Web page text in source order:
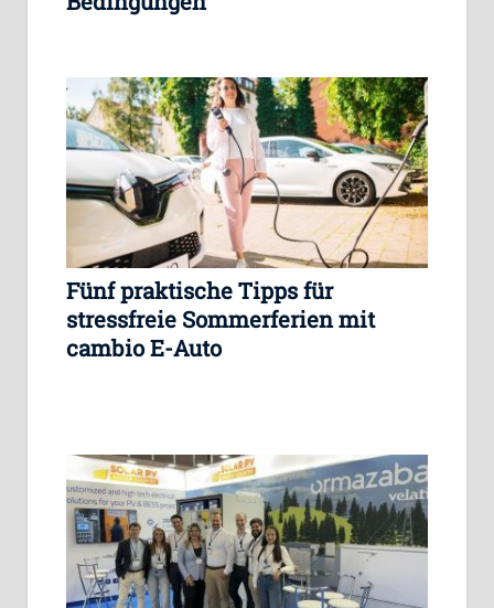
Fünf praktische Tipps für
stressfreie Sommerferien mit
cambio E-Auto